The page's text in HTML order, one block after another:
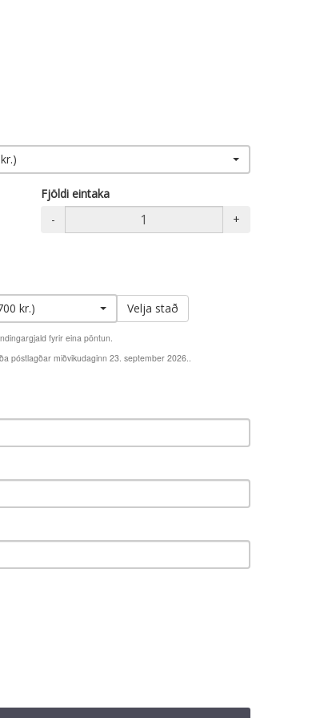
Fjöldi eintaka
-
+
kr.)
Velja stað
fyrir eina pöntun.
póstlagðar miðvikudaginn 23. september 2026..